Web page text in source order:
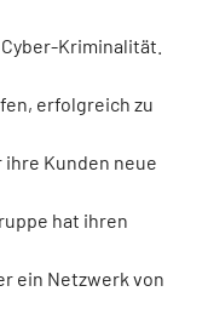
Kriminalität.
erfolgreich zu
Kunden neue
hat ihren
ein Netzwerk von